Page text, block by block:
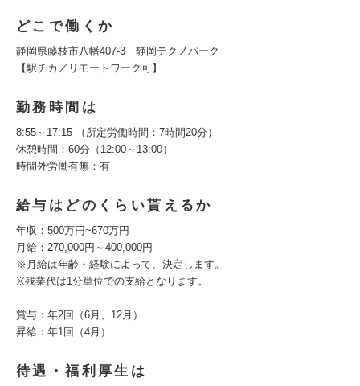
どこで働くか
静岡県藤枝市八幡407-3 静岡テクノパーク
【駅チカ／リモートワーク可】
勤務時間は
8:55～17:15 （所定労働時間：7時間20分）
休憩時間：60分（12:00～13:00）
時間外労働有無：有
給与はどのくらい貰えるか
年収：500万円~670万円
月給：270,000円～400,000円
※月給は年齢・経験によって、決定します。
※残業代は1分単位での支給となります。
賞与：年2回（6月、12月）
昇給：年1回（4月）
待遇・福利厚生は